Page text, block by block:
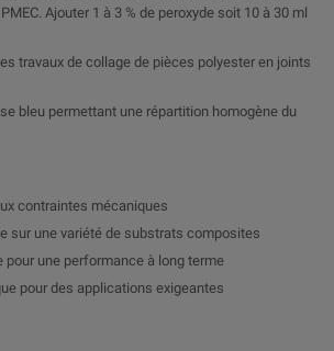
Ajouter 1 à 3 % de peroxyde soit 10 à 30 ml
travaux de collage de pièces polyester en joints
bleu permettant une répartition homogène du
contraintes mécaniques
sur une variété de substrats composites
pour une performance à long terme
pour des applications exigeantes